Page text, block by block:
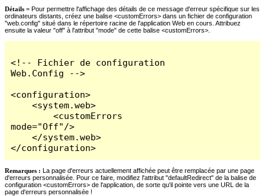
Détails = Pour permettre l'affichage des détails de ce message d'erreur spécifique sur les
ordinateurs distants, créez une balise <customErrors> dans un fichier de configuration
"web.config" situé dans le répertoire racine de l'application Web en cours. Attribuez
ensuite la valeur "off" à l'attribut "mode" de cette balise <customErrors>.
<!-- Fichier de configuration
Web.Config -->
<configuration>
    <system.web>
        <customErrors
mode="Off"/>
    </system.web>
</configuration>
Remarques : La page d'erreurs actuellement affichée peut être remplacée par une page
d'erreurs personnalisée. Pour ce faire, modifiez l'attribut "defaultRedirect" de la balise de
configuration <customErrors> de l'application, de sorte qu'il pointe vers une URL de la
page d'erreurs personnalisée !